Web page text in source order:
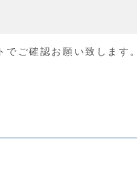
ご確認お願い致します。